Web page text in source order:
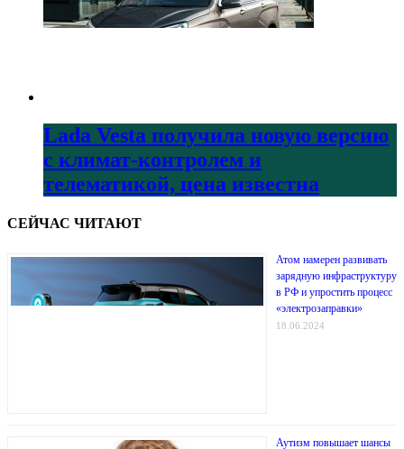
Lada Vesta получила новую версию
с климат-контролем и
телематикой, цена известна
СЕЙЧАС ЧИТАЮТ
Атом намерен развивать
зарядную инфраструктуру
в РФ и упростить процесс
«электрозаправки»
18.06.2024
Аутизм повышает шансы